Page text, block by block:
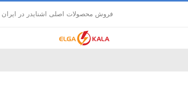
فروش محصولات اصلی اشنایدر در